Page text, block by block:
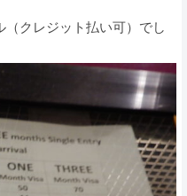
クレジット払い可）でし